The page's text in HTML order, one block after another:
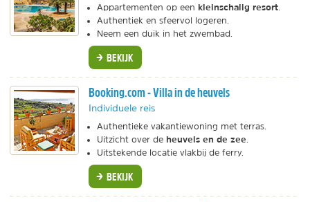
Appartementen op een kleinschalig resort
Authentiek en sfeervol logeren.
Neem een duik in het zwembad.
BEKIJK
Booking.com - Villa in de heuvels
Individuele reis
Authentieke vakantiewoning met terras.
Uitzicht over de heuvels en de zee
Uitstekende locatie vlakbij de ferry.
BEKIJK